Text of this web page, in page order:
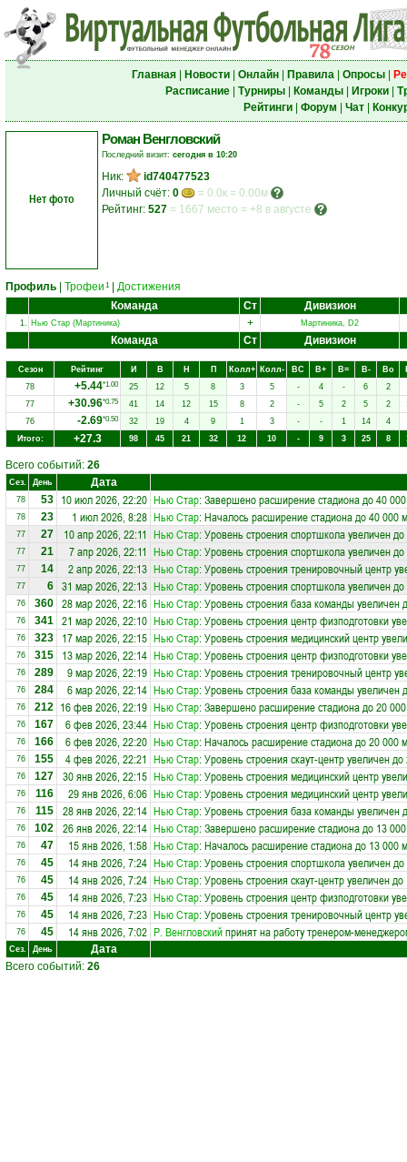
Главная| Новости| Онлайн| Правила| Опросы|
Расписание| Турниры| Команды| Игроки|
Рейтинги| Форум Чат|
Нет фото
Роман Венгловский
Последний визит: сегодня в 10:20
Ник:
id740477523
Личный счёт: 0
= 0.0к = 0.00м
Рейтинг: 527 = 1667 место = +8 в августе
Профиль Трофеи 1
Достижения
Команда
Ст Дивизион
1. Нью Стар (Мартиника) + Мартиника, D2
Команда Ст Дивизион
Сезон Рейтинг И В Н П Колл+ Колл- ВC В+ В= В- Вo
78
+5.44*1.00 25 12 5 8 3 5 - 4 - 6
2
77
+30.96*0.75 41 14 12 15 8 2 - 5 2 5 2
76
-2.69*0.50 32 19 4 9 1 3 - - 1 14
4
Итого:
+27.3 98 45 21 32 12 10 - 9 3 25 8
Всего событий: 26
Сез. День Дата
78 53 10 июл 2026, 22:20 Нью Стар: Завершено расширение стадиона до 40
78 23 1 июл 2026, 8:28 Нью Стар: Началось расширение стадиона до 40 000
77 27 10 апр 2026, 22:11 Нью Стар: Уровень строения спортшкола увеличен
77 21 7 апр 2026, 22:11 Нью Стар: Уровень строения спортшкола увеличен
77 14 2 апр 2026, 22:13 Нью Стар: Уровень строения тренировочный центр
77 6 31 мар 2026, 22:13 Нью Стар: Уровень строения спортшкола увеличен
76 360 28 мар 2026, 22:16 Нью Стар: Уровень строения база команды увеличен
76 341 21 мар 2026, 22:10 Нью Стар: Уровень строения центр физподготовки
76 323 17 мар 2026, 22:15 Нью Стар: Уровень строения медицинский центр
76 315 13 мар 2026, 22:14 Нью Стар: Уровень строения центр физподготовки
76 289 9 мар 2026, 22:19 Нью Стар: Уровень строения тренировочный центр
76 284 6 мар 2026, 22:14 Нью Стар: Уровень строения база команды увеличен
76 212 16 фев 2026, 22:19 Нью Стар: Завершено расширение стадиона до 20
76 167 6 фев 2026, 23:44 Нью Стар: Уровень строения центр физподготовки
76 166 6 фев 2026, 22:20 Нью Стар: Началось расширение стадиона до 20 000
76 155 4 фев 2026, 22:21 Нью Стар: Уровень строения скаут-центр увеличен
76 127 30 янв 2026, 22:15 Нью Стар: Уровень строения медицинский центр
76 116 29 янв 2026, 6:06 Нью Стар: Уровень строения медицинский центр
76 115 28 янв 2026, 22:14 Нью Стар: Уровень строения база команды увеличен
76 102 26 янв 2026, 22:14 Нью Стар: Завершено расширение стадиона до 13
76 47 15 янв 2026, 1:58 Нью Стар: Началось расширение стадиона до 13 000
76 45 14 янв 2026, 7:24 Нью Стар: Уровень строения спортшкола увеличен
76 45 14 янв 2026, 7:24 Нью Стар: Уровень строения скаут-центр увеличен
76 45 14 янв 2026, 7:23 Нью Стар: Уровень строения центр физподготовки
76 45 14 янв 2026, 7:23 Нью Стар: Уровень строения тренировочный центр
76 45 14 янв 2026, 7:02 Р. Венгловскийпринят на работу тренером-
Сез. День
Дата
Всего событий: 26